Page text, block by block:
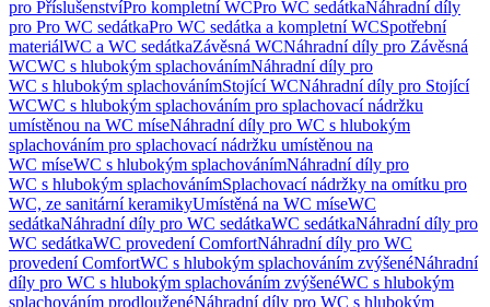
pro PříslušenstvíPro kompletní WCPro WC sedátkaNáhradní díly
pro Pro WC sedátkaPro WC sedátka a kompletní WCSpotřební
materiálWC a WC sedátkaZávěsná WCNáhradní díly pro Závěsná
WCWC s hlubokým splachovánímNáhradní díly pro
WC s hlubokým splachovánímStojící WCNáhradní díly pro Stojící
WCWC s hlubokým splachováním pro splachovací nádržku
umístěnou na WC míseNáhradní díly pro WC s hlubokým
splachováním pro splachovací nádržku umístěnou na
WC míseWC s hlubokým splachovánímNáhradní díly pro
WC s hlubokým splachovánímSplachovací nádržky na omítku pro
WC, ze sanitární keramikyUmístěná na WC míseWC
sedátkaNáhradní díly pro WC sedátkaWC sedátkaNáhradní díly pro
WC sedátkaWC provedení ComfortNáhradní díly pro WC
provedení ComfortWC s hlubokým splachováním zvýšenéNáhradní
díly pro WC s hlubokým splachováním zvýšenéWC s hlubokým
splachováním prodlouženéNáhradní díly pro WC s hlubokým